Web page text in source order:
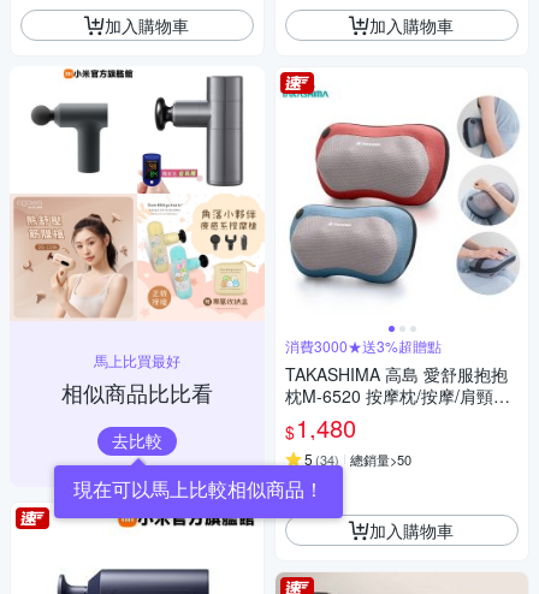
加入購物車
馬上比買最好
相似商品比比看
去比較
加入購物車
消費3000★送3%超贈點
TAKASHIMA 高島 愛舒服抱抱
枕M-6520 按摩枕/按摩/肩頸按
摩/溫熱揉捏
$1,480
5(34) 總銷量>50
券
加入購物車